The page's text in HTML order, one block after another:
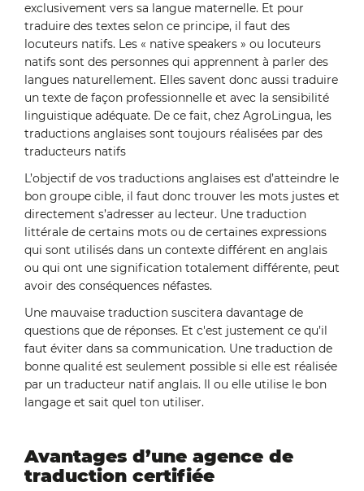
exclusivement vers sa langue maternelle. Et pour
traduire des textes selon ce principe, il faut des
locuteurs natifs. Les « native speakers » ou locuteurs
natifs sont des personnes qui apprennent à parler des
langues naturellement. Elles savent donc aussi traduire
un texte de façon professionnelle et avec la sensibilité
linguistique adéquate. De ce fait, chez AgroLingua, les
traductions anglaises sont toujours réalisées par des
traducteurs natifs
L’objectif de vos traductions anglaises est d’atteindre le
bon groupe cible, il faut donc trouver les mots justes et
directement s’adresser au lecteur. Une traduction
littérale de certains mots ou de certaines expressions
qui sont utilisés dans un contexte différent en anglais
ou qui ont une signification totalement différente, peut
avoir des conséquences néfastes.
Une mauvaise traduction suscitera davantage de
questions que de réponses. Et c'est justement ce qu’il
faut éviter dans sa communication. Une traduction de
bonne qualité est seulement possible si elle est réalisée
par un traducteur natif anglais. Il ou elle utilise le bon
langage et sait quel ton utiliser.
Avantages d’une agence de
traduction certifiée